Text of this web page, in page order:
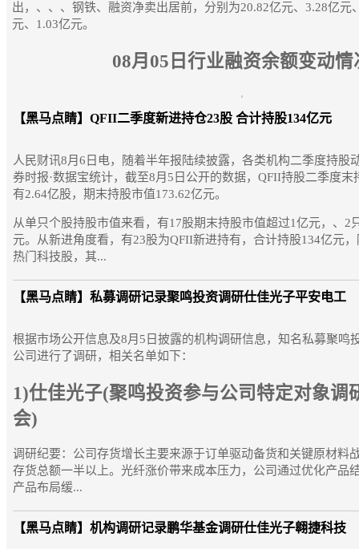
出，、、、钢铁、融资净卖出居前，分别为20.82亿元、3.28亿元
元、1.03亿元。
08月05日行业融资余额变动情
【黑马点睛】 QFII二季度新进持仓23股 合计持股134亿元
人民财讯8月6日电，随着半年报陆续披露，各类机构二季度持股
券时报·数据宝统计，截至8月5日公开的数据，QFII持股二季度末
有2.64亿股，期末持股市值173.62亿元。
从单只个股持股市值来看，有17股期末持股市值超过1亿元，、2
元。从新进角度看，有23股为QFII新进持有，合计持股134亿元
热门科技股，其...
【黑马点睛】 私募调研记录聚鸣投资调研仕佳光子平安电工
根据市场公开信息及8月5日披露的机构调研信息，知名私募聚鸣
公司进行了调研，相关名单如下：
1)仕佳光子(聚鸣投资参与公司特定对象调
会)
调研纪要：公司存货增长主要来源于订单驱动备货和关键原材料
存货总额一半以上。光纤涨价带来成本压力，公司通过优化产品
产品布局缓...
【黑马点睛】 机构调研记录鹏华基金调研仕佳光子翱捷科技